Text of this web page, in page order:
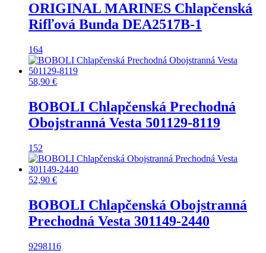
ORIGINAL MARINES Chlapčenská
Rifľová Bunda DEA2517B-1
164
58,90 €
BOBOLI Chlapčenská Prechodná
Obojstranná Vesta 501129-8119
152
52,90 €
BOBOLI Chlapčenská Obojstranná
Prechodná Vesta 301149-2440
9298116